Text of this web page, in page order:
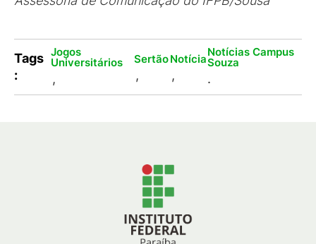
Tags
:
Jogos
Universitários
,
Sertão
,
Notícia
,
Notícias Campus
Souza
.